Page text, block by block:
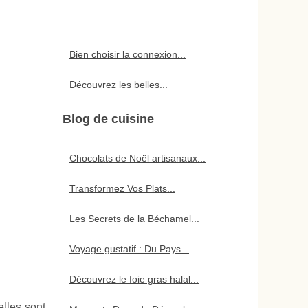
Bien choisir la connexion...
Découvrez les belles...
Blog de cuisine
Chocolats de Noël artisanaux...
Transformez Vos Plats...
Les Secrets de la Béchamel...
Voyage gustatif : Du Pays...
Découvrez le foie gras halal...